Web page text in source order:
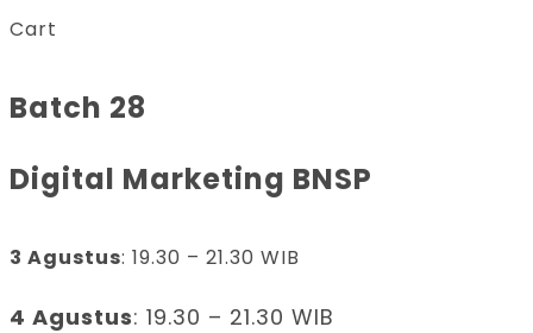
Cart
Batch 28
Digital Marketing BNSP
3 Agustus: 19.30 – 21.30 WIB
4 Agustus: 19.30 – 21.30 WIB